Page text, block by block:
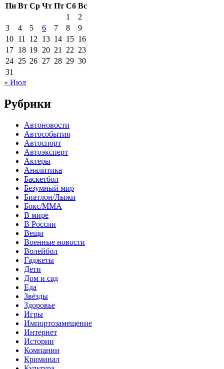
Пн Вт Ср Чт Пт Сб Вс
1
2
3
4 5 6 7 8
9
10 11 12 13 14 15 16
17 18 19 20 21 22 23
24 25 26 27 28 29 30
31
« Июл
Рубрики
Автоновости
Автособытия
Автоспорт
Автоэксперт
Актеры
Аналитика
Баскетбол
Безумный мир
Биатлон/Лыжи
Бокс/MMA
В мире
В России
Вещи
Военные новости
Волейбол
Гаджеты
Дети
Дом и сад
Еда
Звёзды
Здоровье
Игры
Импортозамещение
Интернет
Истории
Компании
Криминал